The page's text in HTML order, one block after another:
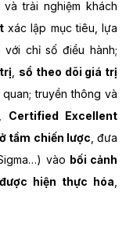
trải nghiệm khách
xác lập mục tiêu, lựa
chỉ số điều hành;
sổ theo dõi giá trị
truyền thông và
Certified Excellent
tầm chiến lược , đưa
vào bối cảnh
hiện thực hóa